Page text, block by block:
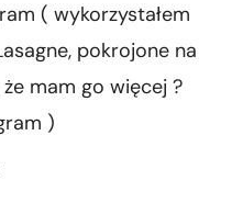
( wykorzystałem
pokrojone na
że mam go więcej ?
)